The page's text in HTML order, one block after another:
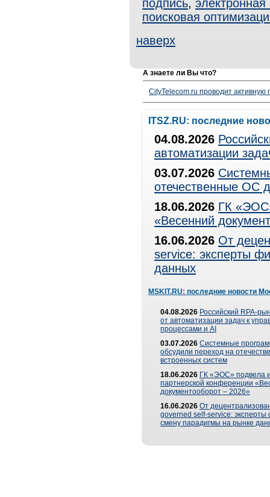
подпись, электронная
поисковая
наверх
А знаете ли Вы что?
CityTelecom.ru проводит активную
ITSZ.RU: последние
04.08.2026
автоматизации
03.07.2026
отечественные ОС
18.06.2026 ГК
«Весенний
16.06.2026 От
service: эксперты
данных
MSKIT.RU: последние новости
04.08.2026 Российский RPA-
от автоматизации задач к
процессами и AI
03.07.2026 Системные
обсудили переход на
встроенных систем
18.06.2026 ГК «ЭОС» подвела
партнерской конференции
документооборот – 2026»
16.06.2026 От
governed self-service: эксперты
смену парадигмы на рынке